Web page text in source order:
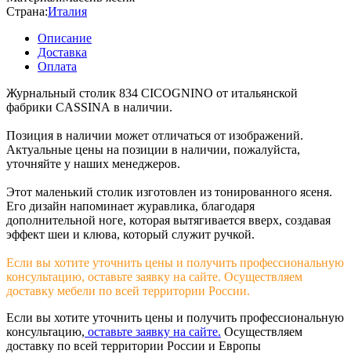
Страна:Италия
Описание
Доставка
Оплата
Журнальный столик 834 CICOGNINO от итальянской
фабрики CASSINA в наличии.
Позиция в наличии может отличаться от изображений.
Актуальные цены на позиции в наличии, пожалуйста,
уточняйте у наших менеджеров.
Этот маленький столик изготовлен из тонированного ясеня.
Его дизайн напоминает журавлика, благодаря
дополнительной ноге, которая вытягивается вверх, создавая
эффект шеи и клюва, который служит ручкой.
Если вы хотите уточнить цены и получить профессиональную
консультацию, оставьте заявку на сайте. Осуществляем
доставку мебели по всей территории России.
Если вы хотите уточнить цены и получить профессиональную
консультацию, оставьте заявку на сайте. Осуществляем
доставку по всей территории России и Европы